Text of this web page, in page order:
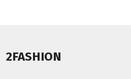
2FASHION